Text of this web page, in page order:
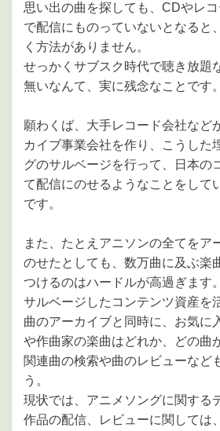
思い出の曲を探しても、CDやレ
で配信にものっていないとなると
く方法がありません。
せっかくサブスク時代で聴き放題
無いなんて、実に残念なことです。
願わくば、大手レコード会社など
カイブ事業会社を作り、こうした
グのサルベージを行って、日本の
て配信にのせるようなことをして
です。
また、たとえアニソンの全てをア
のせたとしても、数万曲に及ぶ楽
つけるのはハードルが高過ぎます。
サルベージしたコンテンツ資産を
曲のアーカイブと同時に、お気に
や作曲家の楽曲はどれか、どの曲
関連曲の検索や曲のレビューなど
う。
現状では、アニメソングに関する
作品の配信、レビューに関しては